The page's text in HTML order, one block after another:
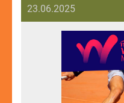
23.06.2025